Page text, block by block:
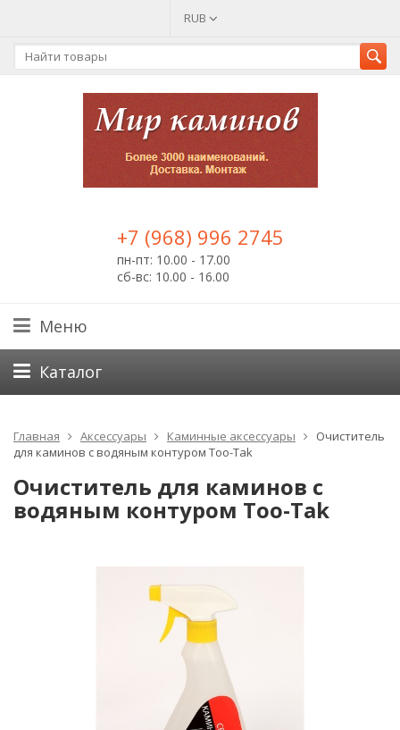
RUB
+7 (968) 996 2745
пн-пт: 10.00 - 17.00
сб-вс: 10.00 - 16.00
Меню
Каталог
Главная Аксессуары Каминные аксессуары
Очиститель
для каминов с водяным контуром Too-Tak
Очиститель для каминов с
водяным контуром Too-Tak